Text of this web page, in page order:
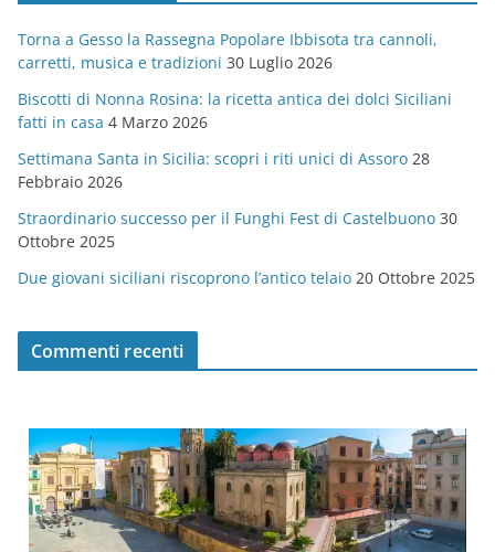
o
r
i
e
Torna a Gesso la Rassegna Popolare Ibbisota tra cannoli,
carretti, musica e tradizioni 30 Luglio 2026
Biscotti di Nonna Rosina: la ricetta antica dei dolci Siciliani
fatti in casa 4 Marzo 2026
Settimana Santa in Sicilia: scopri i riti unici di Assoro 28
Febbraio 2026
Straordinario successo per il Funghi Fest di Castelbuono 30
Ottobre 2025
Due giovani siciliani riscoprono l’antico telaio 20 Ottobre 2025
Commenti recenti